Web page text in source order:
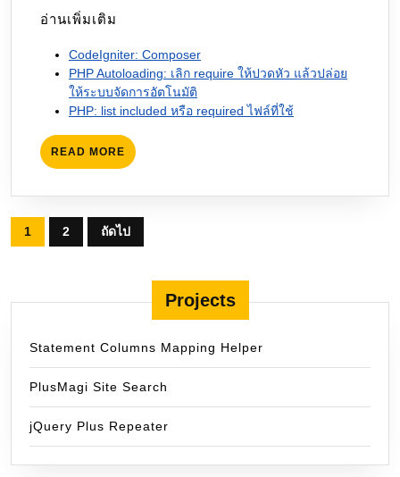
อ่านเพิ่มเติม
CodeIgniter: Composer
PHP Autoloading: เลิก require ให้ปวดหัว แล้วปล่อย
ให้ระบบจัดการอัตโนมัติ
PHP: list included หรือ required ไฟล์ที่ใช้
READ MORE READ
MORE
Posts
pagination
1 2 ถัดไป
Projects
Statement Columns Mapping Helper
PlusMagi Site Search
jQuery Plus Repeater